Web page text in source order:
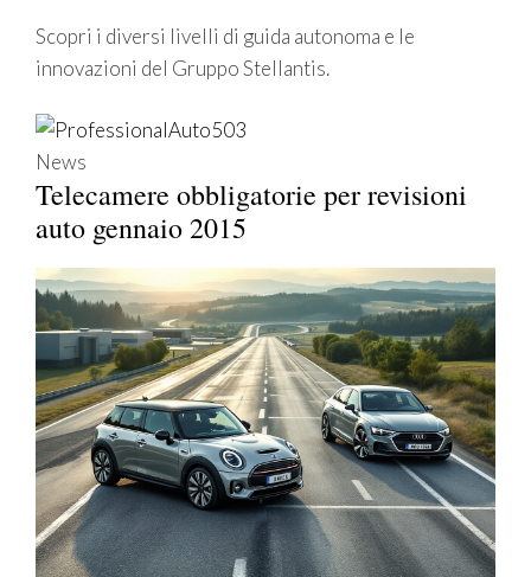
Scopri i diversi livelli di guida autonoma e le
innovazioni del Gruppo Stellantis.
News
Telecamere obbligatorie per revisioni
auto gennaio 2015